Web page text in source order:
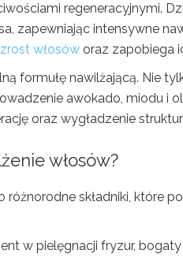
regeneracyjnymi.
zapewniając intensywne
włosów oraz zapobiega
formułę nawilżającą. Nie
awokado, miodu i
oraz wygładzenie
włosów?
składniki, które
w pielęgnacji fryzur,